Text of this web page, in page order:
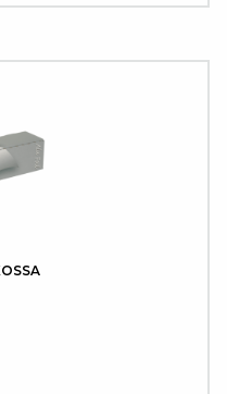
24,63 € - 36,37 €